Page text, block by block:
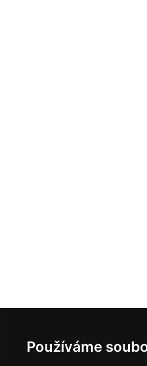
Používáme